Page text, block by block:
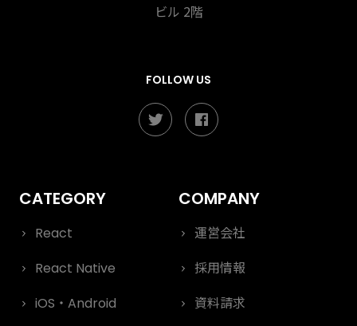
ビル 2階
FOLLOW US
React
React Native
iOS・Android
運営会社
採用情報
資料請求